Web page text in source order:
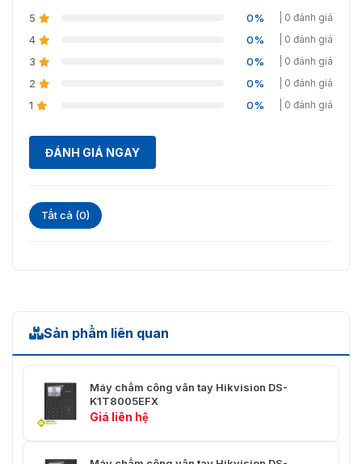
Kích thước 93 X 170 X 40 mm
Ứng dụng Chấm công, kiểm soát cửa
5 0% | 0 đánh giá
4 0% | 0 đánh giá
3 0% | 0 đánh giá
2 0% | 0 đánh giá
1 0% | 0 đánh giá
ĐÁNH GIÁ NGAY
Tất cả (0)
Sản phẩm liên quan
Máy chấm công vân tay Hikvision DS-
K1T8005EFX
Giá liên hệ